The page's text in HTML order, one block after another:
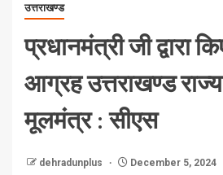
उत्तराखण्ड
प्रधानमंत्री जी द्वारा
आग्रह उत्तराखण्ड
मूलमंत्र : सीएस
dehradunplus December 5, 2024